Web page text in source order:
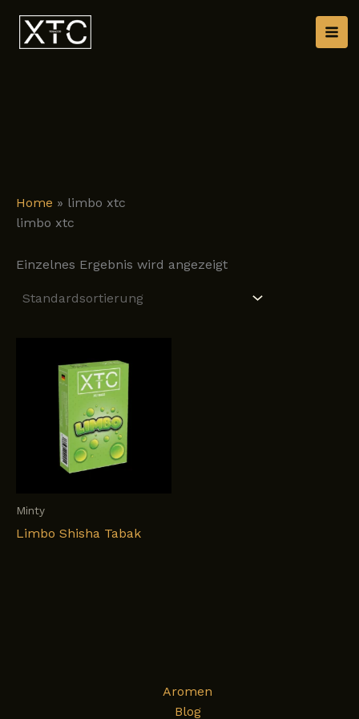
Inhalt
springen
Home » limbo xtc
limbo xtc
Einzelnes Ergebnis wird angezeigt
Minty
Limbo Shisha Tabak
Aromen
Blog